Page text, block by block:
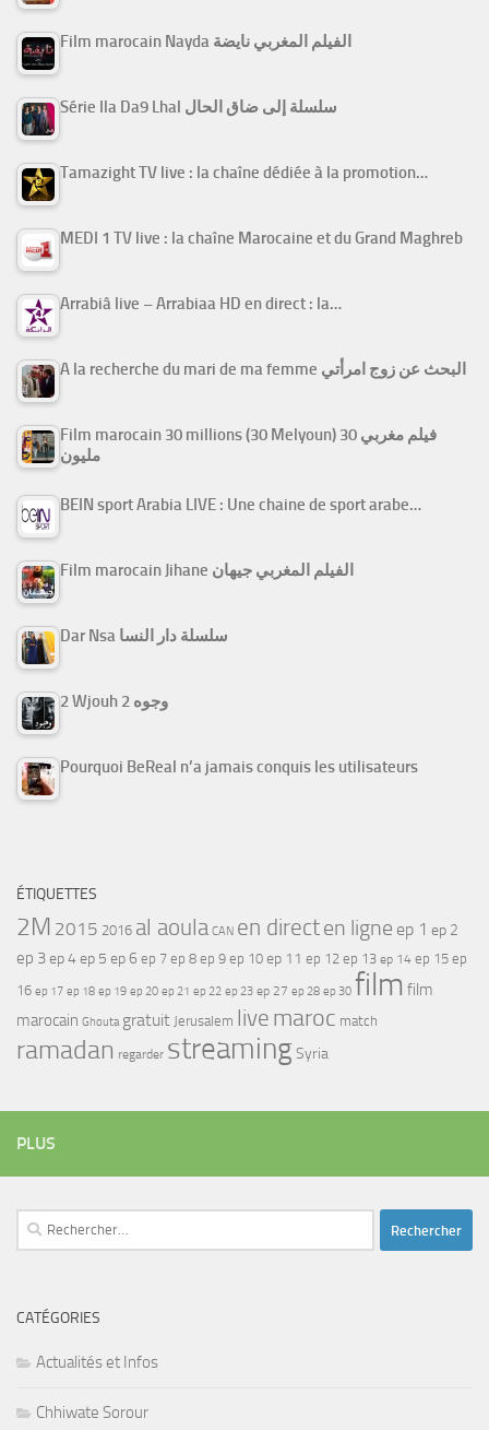
Film marocain Nayda الفيلم المغربي نايضة
Série Ila Da9 Lhal سلسلة إلى ضاق الحال
Tamazight TV live : la chaîne dédiée à la promotion…
MEDI 1 TV live : la chaîne Marocaine et du Grand Maghreb
Arrabiâ live – Arrabiaa HD en direct : la…
A la recherche du mari de ma femme البحث عن زوج امرأتي
Film marocain 30 millions (30 Melyoun) فيلم مغربي 30
مليون
BEIN sport Arabia LIVE : Une chaine de sport arabe…
Film marocain Jihane الفيلم المغربي جيهان
Dar Nsa سلسلة دار النسا
2 Wjouh 2 وجوه
Pourquoi BeReal n’a jamais conquis les utilisateurs
ÉTIQUETTES
2M 2015 2016 al aoula CAN en directen ligne ep 1 ep 2
ep 3ep 4ep 5 ep 6 ep 7 ep 8 ep 9 ep 10 ep 11 ep 12 ep 13 ep 14 ep 15 ep
16 ep 17 ep 18 ep 19 ep 20 ep 21 ep 22 ep 23 ep 27 ep 28 ep 30 film film
marocain Ghouta gratuit Jerusalem live maroc match
ramadan regarder streamingSyria
PLUS
Rechercher :
CATÉGORIES
Actualités et Infos
Chhiwate Sorour